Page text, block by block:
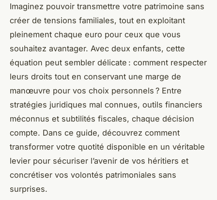
Imaginez pouvoir transmettre votre patrimoine sans
créer de tensions familiales, tout en exploitant
pleinement chaque euro pour ceux que vous
souhaitez avantager. Avec deux enfants, cette
équation peut sembler délicate : comment respecter
leurs droits tout en conservant une marge de
manœuvre pour vos choix personnels ? Entre
stratégies juridiques mal connues, outils financiers
méconnus et subtilités fiscales, chaque décision
compte. Dans ce guide, découvrez comment
transformer votre quotité disponible en un véritable
levier pour sécuriser l’avenir de vos héritiers et
concrétiser vos volontés patrimoniales sans
surprises.